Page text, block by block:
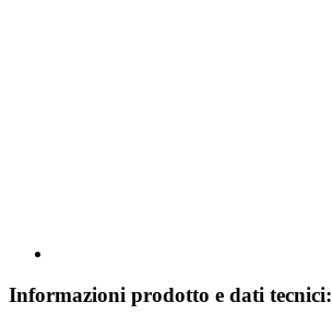
Informazioni prodotto e dati tecnici: